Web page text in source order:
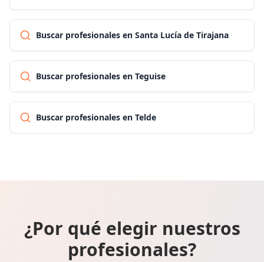
Buscar profesionales en Santa Lucía de Tirajana
Buscar profesionales en Teguise
Buscar profesionales en Telde
¿Por qué elegir nuestros
profesionales?